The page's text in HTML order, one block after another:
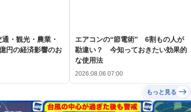
通・観光・農業・
円の経済影響のお
エアコンの“節電術” 6割もの人が
勘違い？ 今知っておきたい効果的
な使用法
2026.08.06 07:00
もっと見る